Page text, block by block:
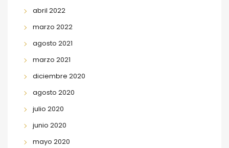
abril 2022
marzo 2022
agosto 2021
marzo 2021
diciembre 2020
agosto 2020
julio 2020
junio 2020
mayo 2020